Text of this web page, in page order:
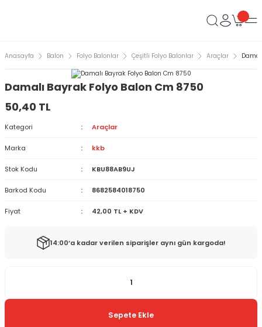
Anasayfa Balon Folyo Balonlar Çeşitli Folyo Balonlar Araçlar
Damalı Bayrak Folyo Balon Cm 8750
50,40 TL
Kategori Araçlar
Marka kkb
Stok Kodu KBU88AB9UJ
Barkod Kodu 8682584018750
Fiyat 42,00 TL + KDV
14:00’a kadar verilen siparişler aynı gün kargoda!
Sepete Ekle